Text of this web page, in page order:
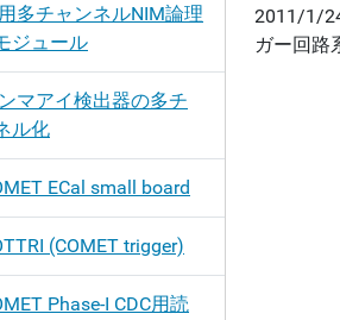
2011/1/
ガー回路
多チャンネルNIM論理
ジュール
マアイ検出器の多チ
ル化
ECal small board
(COMET trigger)
Phase-I CDC用読